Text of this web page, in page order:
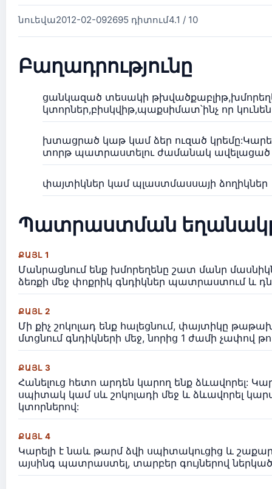
նուեվա2012-02-092695 դիտում4.1 / 10
Բաղադրությունը
ցանկազած տեսակի
կտորներ,բիսկվիթ,պաքսիմատ՝ինչ որ
խտացրած կաթ կամ ձեր ուզած
տորթ պատրաստելու ժամանակ ավելացած
փայտիկներ կամ պլաստմասսայի ձողիկներ
Պատրաստման
ՔԱՅԼ 1
Մանրացնում ենք խմորեղենը շատ մանր
ձեռքի մեջ փոքրիկ գնդիկներ պատրաստում և
ՔԱՅԼ 2
Մի քիչ շոկոլադ ենք հալեցնում, փայտիկը
մտցնում գնդիկների մեջ, նորից 1 ժամի չափով
ՔԱՅԼ 3
Հանելուց հետո արդեն կարող ենք ձևավորել:
սպիտակ կամ սև շոկոլադի մեջ և ձևավորել
կտորներով:
ՔԱՅԼ 4
Կարելի է նաև թարմ ձվի սպիտակուցից և
այսինգ պատրաստել, տարբեր գույներով